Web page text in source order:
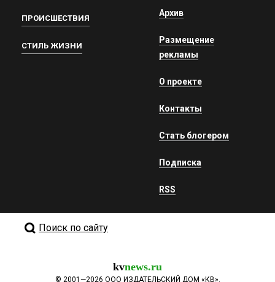
ПРОИСШЕСТВИЯ
СТИЛЬ ЖИЗНИ
Архив
Размещение
рекламы
О проекте
Контакты
Стать блогером
Подписка
RSS
Поиск по сайту
kvnews.ru
© 2001—2026 ООО ИЗДАТЕЛЬСКИЙ ДОМ «КВ».